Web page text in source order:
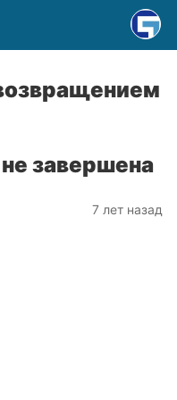
завершена
7 лет назад